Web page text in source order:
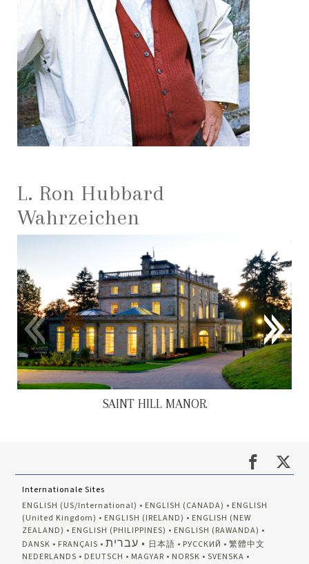
L. Ron Hubbard
Wahrzeichen
SAINT HILL MANOR
Internationale Sites
ENGLISH (US/International)
ENGLISH (CANADA)
ENGLISH
(United Kingdom)
ENGLISH (IRELAND)
ENGLISH (NEW
ZEALAND)
ENGLISH (PHILIPPINES)
ENGLISH (RAWANDA)
DANSK
FRANÇAIS עברית 日本語 РУССКИЙ
繁體中文
NEDERLANDS
DEUTSCH MAGYAR NORSK
SVENSKA